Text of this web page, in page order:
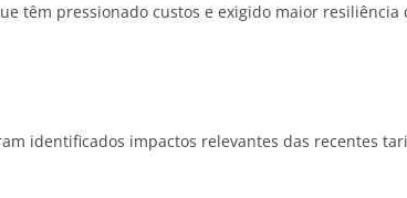
têm pressionado custos e exigido maior resiliência
identificados impactos relevantes das recentes